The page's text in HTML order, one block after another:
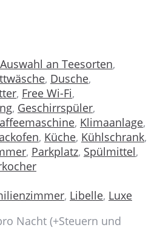
Auswahl an Teesorten,
, Dusche,
, Free Wi-Fi,
, Geschirrspüler,
, Klimaanlage,
, Küche, Kühlschrank,
, Parkplatz, Spülmittel,
, Libelle, Luxe
Nacht (+Steuern und